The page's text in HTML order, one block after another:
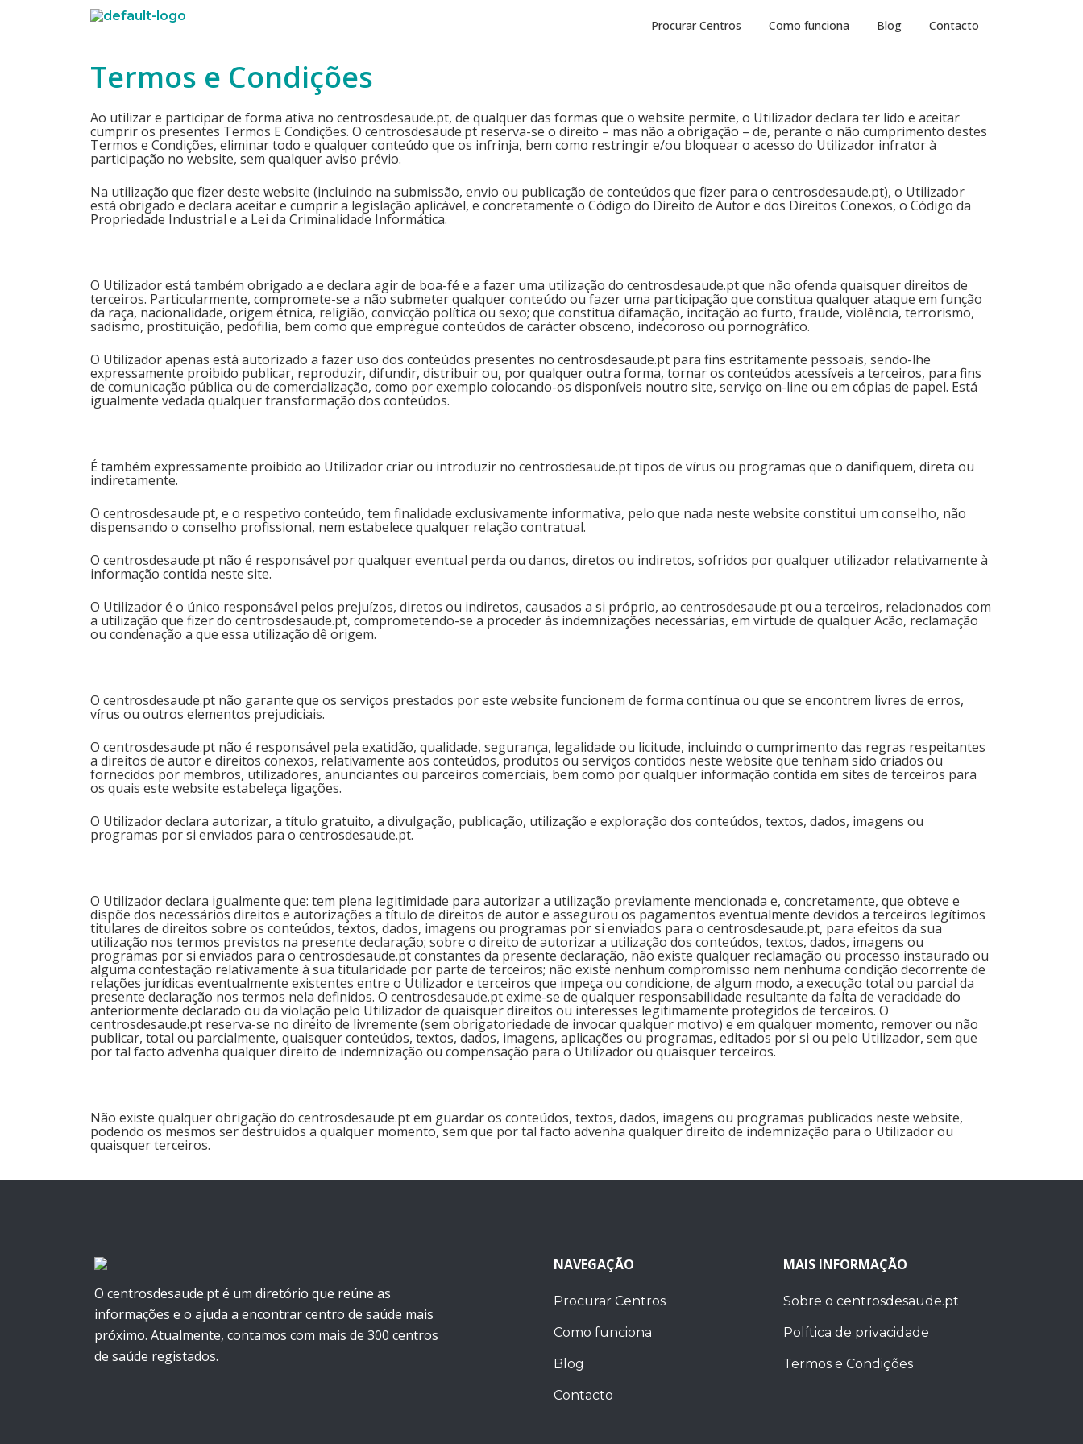
Procurar Centros Como funciona Blog Contacto
Termos e Condições
Ao utilizar e participar de forma ativa no centrosdesaude.pt, de qualquer das formas que o website permite, o Utilizador declara ter lido e aceitar
cumprir os presentes Termos E Condições. O centrosdesaude.pt reserva-se o direito – mas não a obrigação – de, perante o não cumprimento destes
Termos e Condições, eliminar todo e qualquer conteúdo que os infrinja, bem como restringir e/ou bloquear o acesso do Utilizador infrator à
participação no website, sem qualquer aviso prévio.
Na utilização que fizer deste website (incluindo na submissão, envio ou publicação de conteúdos que fizer para o centrosdesaude.pt), o Utilizador
está obrigado e declara aceitar e cumprir a legislação aplicável, e concretamente o Código do Direito de Autor e dos Direitos Conexos, o Código da
Propriedade Industrial e a Lei da Criminalidade Informática.
O Utilizador está também obrigado a e declara agir de boa-fé e a fazer uma utilização do centrosdesaude.pt que não ofenda quaisquer direitos de
terceiros. Particularmente, compromete-se a não submeter qualquer conteúdo ou fazer uma participação que constitua qualquer ataque em função
da raça, nacionalidade, origem étnica, religião, convicção política ou sexo; que constitua difamação, incitação ao furto, fraude, violência, terrorismo,
sadismo, prostituição, pedofilia, bem como que empregue conteúdos de carácter obsceno, indecoroso ou pornográfico.
O Utilizador apenas está autorizado a fazer uso dos conteúdos presentes no centrosdesaude.pt para fins estritamente pessoais, sendo-lhe
expressamente proibido publicar, reproduzir, difundir, distribuir ou, por qualquer outra forma, tornar os conteúdos acessíveis a terceiros, para fins
de comunicação pública ou de comercialização, como por exemplo colocando-os disponíveis noutro site, serviço on-line ou em cópias de papel. Está
igualmente vedada qualquer transformação dos conteúdos.
É também expressamente proibido ao Utilizador criar ou introduzir no centrosdesaude.pt tipos de vírus ou programas que o danifiquem, direta ou
indiretamente.
O centrosdesaude.pt, e o respetivo conteúdo, tem finalidade exclusivamente informativa, pelo que nada neste website constitui um conselho, não
dispensando o conselho profissional, nem estabelece qualquer relação contratual.
O centrosdesaude.pt não é responsável por qualquer eventual perda ou danos, diretos ou indiretos, sofridos por qualquer utilizador relativamente à
informação contida neste site.
O Utilizador é o único responsável pelos prejuízos, diretos ou indiretos, causados a si próprio, ao centrosdesaude.pt ou a terceiros, relacionados com
a utilização que fizer do centrosdesaude.pt, comprometendo-se a proceder às indemnizações necessárias, em virtude de qualquer Acão, reclamação
ou condenação a que essa utilização dê origem.
O centrosdesaude.pt não garante que os serviços prestados por este website funcionem de forma contínua ou que se encontrem livres de erros,
vírus ou outros elementos prejudiciais.
O centrosdesaude.pt não é responsável pela exatidão, qualidade, segurança, legalidade ou licitude, incluindo o cumprimento das regras respeitantes
a direitos de autor e direitos conexos, relativamente aos conteúdos, produtos ou serviços contidos neste website que tenham sido criados ou
fornecidos por membros, utilizadores, anunciantes ou parceiros comerciais, bem como por qualquer informação contida em sites de terceiros para
os quais este website estabeleça ligações.
O Utilizador declara autorizar, a título gratuito, a divulgação, publicação, utilização e exploração dos conteúdos, textos, dados, imagens ou
programas por si enviados para o centrosdesaude.pt.
O Utilizador declara igualmente que: tem plena legitimidade para autorizar a utilização previamente mencionada e, concretamente, que obteve e
dispõe dos necessários direitos e autorizações a título de direitos de autor e assegurou os pagamentos eventualmente devidos a terceiros legítimos
titulares de direitos sobre os conteúdos, textos, dados, imagens ou programas por si enviados para o centrosdesaude.pt, para efeitos da sua
utilização nos termos previstos na presente declaração; sobre o direito de autorizar a utilização dos conteúdos, textos, dados, imagens ou
programas por si enviados para o centrosdesaude.pt constantes da presente declaração, não existe qualquer reclamação ou processo instaurado ou
alguma contestação relativamente à sua titularidade por parte de terceiros; não existe nenhum compromisso nem nenhuma condição decorrente de
relações jurídicas eventualmente existentes entre o Utilizador e terceiros que impeça ou condicione, de algum modo, a execução total ou parcial da
presente declaração nos termos nela definidos. O centrosdesaude.pt exime-se de qualquer responsabilidade resultante da falta de veracidade do
anteriormente declarado ou da violação pelo Utilizador de quaisquer direitos ou interesses legitimamente protegidos de terceiros. O
centrosdesaude.pt reserva-se no direito de livremente (sem obrigatoriedade de invocar qualquer motivo) e em qualquer momento, remover ou não
publicar, total ou parcialmente, quaisquer conteúdos, textos, dados, imagens, aplicações ou programas, editados por si ou pelo Utilizador, sem que
por tal facto advenha qualquer direito de indemnização ou compensação para o Utilizador ou quaisquer terceiros.
Não existe qualquer obrigação do centrosdesaude.pt em guardar os conteúdos, textos, dados, imagens ou programas publicados neste website,
podendo os mesmos ser destruídos a qualquer momento, sem que por tal facto advenha qualquer direito de indemnização para o Utilizador ou
quaisquer terceiros.
O centrosdesaude.pt é um diretório que reúne as
informações e o ajuda a encontrar centro de saúde mais
próximo. Atualmente, contamos com mais de 300 centros
de saúde registados.
NAVEGAÇÃO
Procurar Centros
Como funciona
Blog
Contacto
MAIS INFORMAÇÃO
Sobre o centrosdesaude.pt
Política de privacidade
Termos e Condições